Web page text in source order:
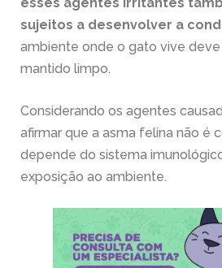
sujeitos a desenvolver a
ambiente onde o gato vive
mantido limpo.
Considerando os agentes
afirmar que a asma felina não é
depende do sistema
exposição ao ambiente.